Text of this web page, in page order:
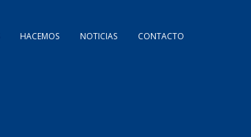
HACEMOS NOTICIAS CONTACTO